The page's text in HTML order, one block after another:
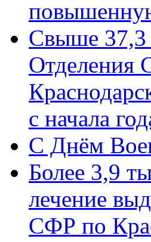
Свыше 37,3
Отделения
с начала
C Днём
Более 3,9
лечение
СФР по